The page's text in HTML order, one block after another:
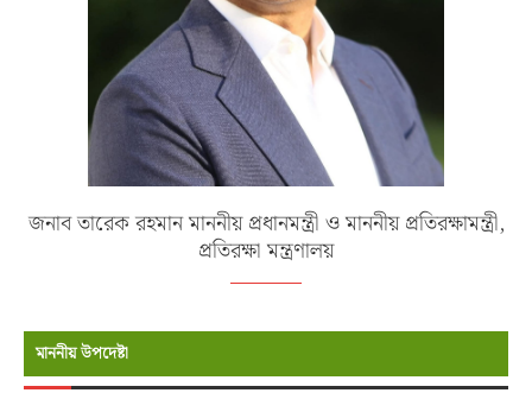
জনাব তারেক রহমান মাননীয় প্রধানমন্ত্রী ও মাননীয় প্রতিরক্ষামন্ত্রী,
প্রতিরক্ষা মন্ত্রণালয়
মাননীয় উপদেষ্টা